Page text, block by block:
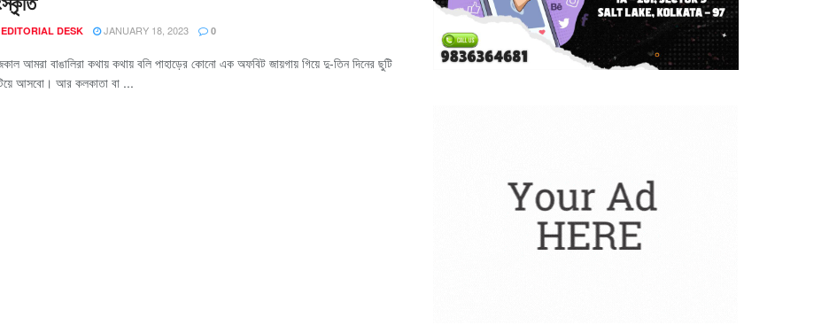
EDITORIAL DESK JANUARY 18, 2023 0
আমরা বাঙালিরা কথায় কথায় বলি পাহাড়ের কোনো এক অফবিট জায়গায় গিয়ে দু-তিন দিনের ছুটি
আসবো। আর কলকাতা বা ...